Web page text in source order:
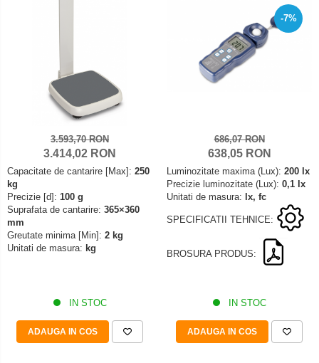
3.593,70 RON
3.414,02 RON
Capacitate de cantarire [Max]: 250
kg
Precizie [d]: 100 g
Suprafata de cantarire: 365×360
mm
Greutate minima [Min]: 2 kg
Unitati de masura: kg
IN STOC
ADAUGA IN COS
-7%
686,07 RON
638,05 RON
Luminozitate maxima (Lux): 200 lx
Precizie luminozitate (Lux): 0,1 lx
Unitati de masura: lx, fc
SPECIFICATII TEHNICE:
BROSURA PRODUS:
IN STOC
ADAUGA IN COS